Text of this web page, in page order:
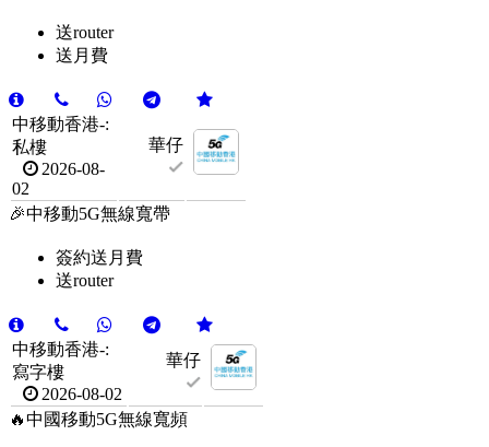
送router
送月費
中移動香港-:
私樓
2026-08-
02
華仔
🎉中移動5G無線寬帶
簽約送月費
送router
中移動香港-:
寫字樓
2026-08-02
華仔
🔥中國移動5G無線寬頻